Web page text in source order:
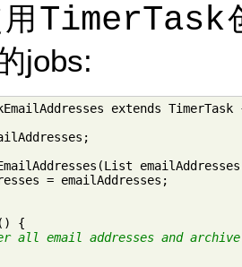
TimerTask
jobs:
extends TimerTask
= emailAddresses;
{
all email addresses and archive